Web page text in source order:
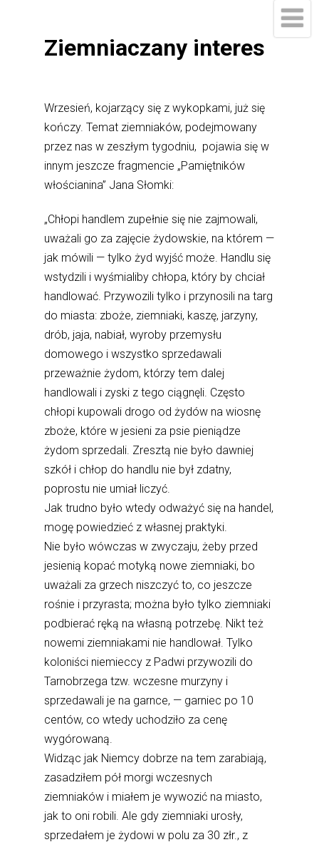
Ziemniaczany interes
Wrzesień, kojarzący się z wykopkami, już się
kończy. Temat ziemniaków, podejmowany
przez nas w zeszłym tygodniu, pojawia się w
innym jeszcze fragmencie „Pamiętników
włościanina” Jana Słomki:
„Chłopi handlem zupełnie się nie zajmowali,
uważali go za zajęcie żydowskie, na którem —
jak mówili — tylko żyd wyjść może. Handlu się
wstydzili i wyśmialiby chłopa, który by chciał
handlować. Przywozili tylko i przynosili na targ
do miasta: zboże, ziemniaki, kaszę, jarzyny,
drób, jaja, nabiał, wyroby przemysłu
domowego i wszystko sprzedawali
przeważnie żydom, którzy tem dalej
handlowali i zyski z tego ciągnęli. Często
chłopi kupowali drogo od żydów na wiosnę
zboże, które w jesieni za psie pieniądze
żydom sprzedali. Zresztą nie było dawniej
szkół i chłop do handlu nie był zdatny,
poprostu nie umiał liczyć.
Jak trudno było wtedy odważyć się na handel,
mogę powiedzieć z własnej praktyki.
Nie było wówczas w zwyczaju, żeby przed
jesienią kopać motyką nowe ziemniaki, bo
uważali za grzech niszczyć to, co jeszcze
rośnie i przyrasta; można było tylko ziemniaki
podbierać ręką na własną potrzebę. Nikt też
nowemi ziemniakami nie handlował. Tylko
koloniści niemieccy z Padwi przywozili do
Tarnobrzega tzw. wczesne murzyny i
sprzedawali je na garnce, — garniec po 10
centów, co wtedy uchodziło za cenę
wygórowaną.
Widząc jak Niemcy dobrze na tem zarabiają,
zasadziłem pół morgi wczesnych
ziemniaków i miałem je wywozić na miasto,
jak to oni robili. Ale gdy ziemniaki urosły,
sprzedałem je żydowi w polu za 30 złr., z